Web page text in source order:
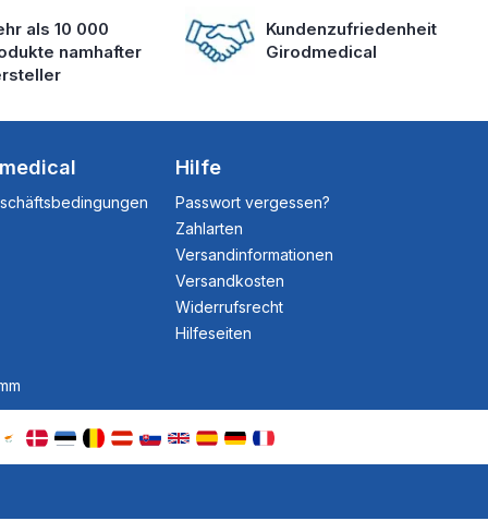
als 10 000
namhafter
Kundenzufriedenheit
Girodmedical
Hilfe
Passwort vergessen?
Zahlarten
Versandinformationen
Versandkosten
Widerrufsrecht
Hilfeseiten